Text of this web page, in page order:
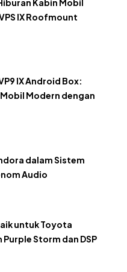
Kabin Mobil
IX Roofmount
IX Android Box:
Modern dengan
dalam Sistem
Audio
untuk Toyota
Storm dan DSP